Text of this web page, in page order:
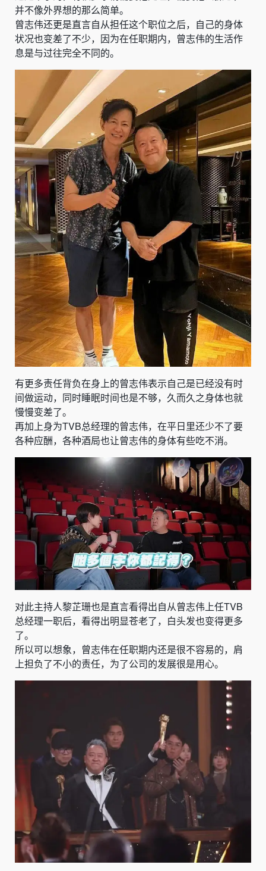
并不像外界想的那么简单。
曾志伟还更是直言自从担任这个职位之后，自己的身体
状况也变差了不少，因为在任职期内，曾志伟的生活作
息是与过往完全不同的。
有更多责任背负在身上的曾志伟表示自己是已经没有时
间做运动，同时睡眠时间也是不够，久而久之身体也就
慢慢变差了。
再加上身为TVB总经理的曾志伟，在平日里还少不了要
各种应酬，各种酒局也让曾志伟的身体有些吃不消。
对此主持人黎芷珊也是直言看得出自从曾志伟上任TVB
总经理一职后，看得出明显苍老了，白头发也变得更多
了。
所以可以想象，曾志伟在任职期内还是很不容易的，肩
上担负了不小的责任，为了公司的发展很是用心。